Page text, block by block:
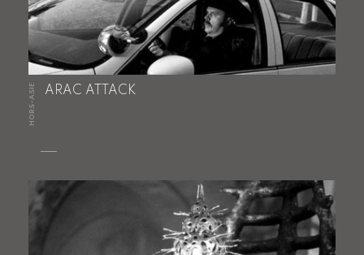
HORS-ASIE ARAC ATTACK